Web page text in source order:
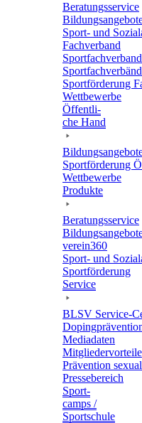
Bera­tungs­ser­vice
Sport- und
Fachverband
Sport­för­de­rung
Wett­be­werbe
Öffent­li­
che Hand
Sport­för­de­rung
Wett­be­werbe
Produkte
Bera­tungs­ser­vice
verein360
Sport- und
Sport­för­de­rung
Service
BLSV Service-
Media­da­ten
Mitglie­der­vor­teile
Präven­tion
Pres­se­be­reich
Sport­
camps /
Sportschule